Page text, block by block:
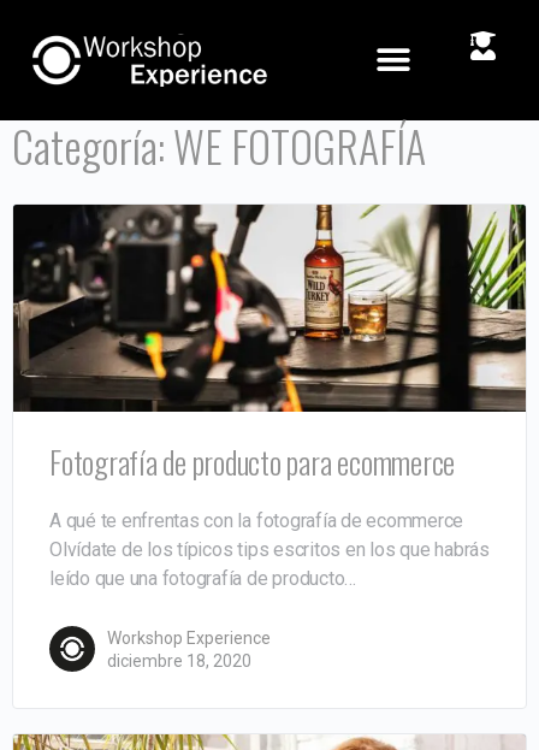
Categoría:WE FOTOGRAFÍA
Fotografía de producto para ecommerce
A qué te enfrentas con la fotografía de ecommerce
Olvídate de los típicos tips escritos en los que habrás
leído que una fotografía de producto…
Workshop Experience
diciembre 18, 2020